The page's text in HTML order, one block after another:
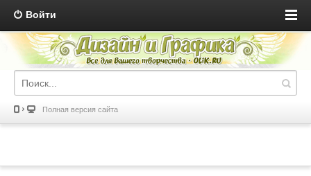
Войти
Полная версия сайта